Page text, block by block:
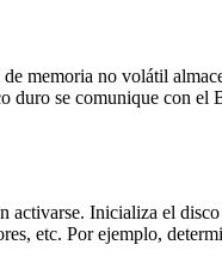
memoria no volátil
se comunique con el
activarse. Inicializa el
etc. Por ejemplo,